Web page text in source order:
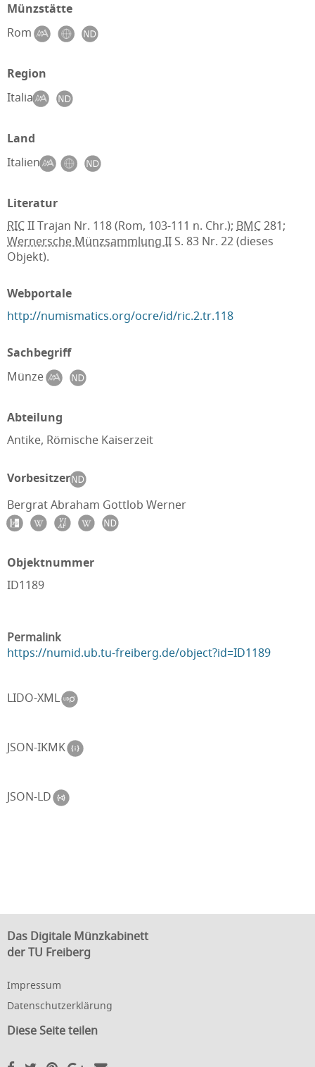
Münzstätte
Rom
Region
Italia
Land
Italien
Literatur
RICII Trajan Nr. 118 (Rom, 103-111 n. Chr.); BMC281;
Wernersche Münzsammlung II S. 83 Nr. 22 (dieses
Objekt).
Webportale
http://numismatics.org/ocre/id/ric.2.tr.118
Sachbegriff
Münze
Abteilung
Antike, Römische Kaiserzeit
Vorbesitzer
Bergrat Abraham Gottlob Werner
Objektnummer
ID1189
Permalink
https://numid.ub.tu-freiberg.de/object?id=ID1189
LIDO-XML
JSON-IKMK
JSON-LD
Das Digitale Münzkabinett
der TU Freiberg
Impressum
Datenschutzerklärung
Diese Seite teilen